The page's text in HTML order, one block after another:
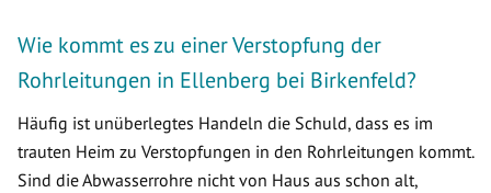
Wie kommt es zu einer Verstopfung der
Rohrleitungen in Ellenberg bei Birkenfeld?
Häufig ist unüberlegtes Handeln die Schuld, dass es im
trauten Heim zu Verstopfungen in den Rohrleitungen kommt.
Sind die Abwasserrohre nicht von Haus aus schon alt,